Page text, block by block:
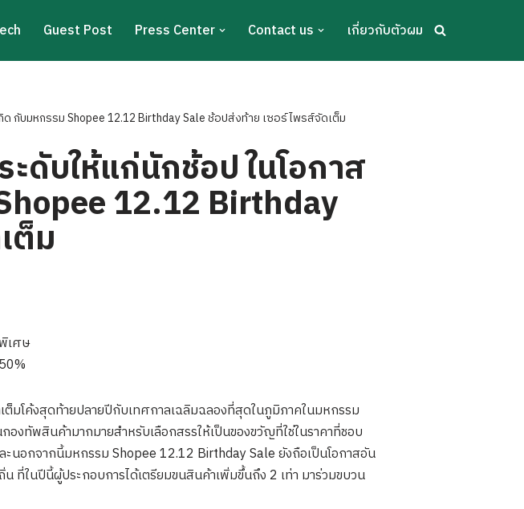
Guest Post Press Center Contact us เกี่ยวกับตัวผม
กับมหกรรม Shopee 12.12 Birthday Sale ช้อปส่งท้าย เซอร์ไพรส์จัดเต็ม
ดับให้แก่นักช้อป ในโอกาส
12.12 Birthday
ต็ม
เศษ
มโค้งสุดท้ายปลายปีกับเทศกาลเฉลิมฉลองที่สุดในภูมิภาคในมหกรรม
ทัพสินค้ามากมายสำหรับเลือกสรรให้เป็นของขวัญที่ใช่ในราคาที่ชอบ
นอกจากนี้มหกรรม Shopee 12.12 Birthday Sale ยังถือเป็นโอกาสอัน
ที่ในปีนี้ผู้ประกอบการได้เตรียมขนสินค้าเพิ่มขึ้นถึง 2 เท่า มาร่วมขบวน